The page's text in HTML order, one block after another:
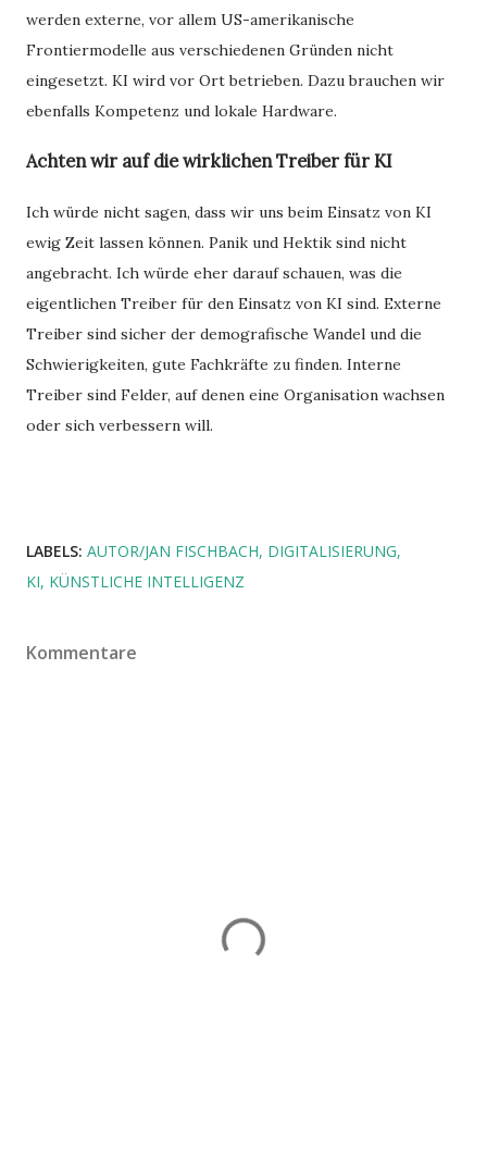
werden externe, vor allem US-amerikanische
Frontiermodelle aus verschiedenen Gründen nicht
eingesetzt. KI wird vor Ort betrieben. Dazu brauchen wir
ebenfalls Kompetenz und lokale Hardware.
Achten wir auf die wirklichen Treiber für KI
Ich würde nicht sagen, dass wir uns beim Einsatz von KI
ewig Zeit lassen können. Panik und Hektik sind nicht
angebracht. Ich würde eher darauf schauen, was die
eigentlichen Treiber für den Einsatz von KI sind. Externe
Treiber sind sicher der demografische Wandel und die
Schwierigkeiten, gute Fachkräfte zu finden. Interne
Treiber sind Felder, auf denen eine Organisation wachsen
oder sich verbessern will.
LABELS: AUTOR/JAN FISCHBACH DIGITALISIERUNG
KI KÜNSTLICHE INTELLIGENZ
Kommentare